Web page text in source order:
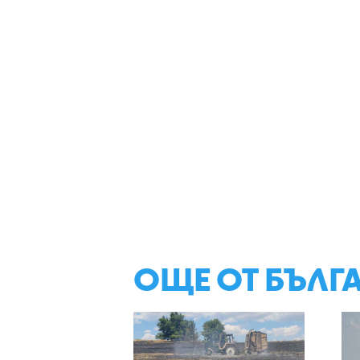
ОЩЕ ОТ